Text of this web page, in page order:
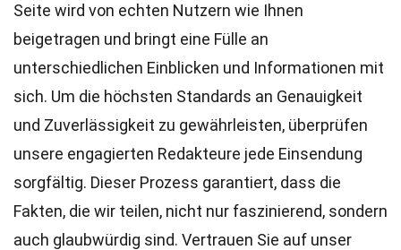
Seite wird von echten Nutzern wie Ihnen
beigetragen und bringt eine Fülle an
unterschiedlichen Einblicken und Informationen mit
sich. Um die höchsten Standards an Genauigkeit
und Zuverlässigkeit zu gewährleisten, überprüfen
unsere engagierten Redakteure jede Einsendung
sorgfältig. Dieser Prozess garantiert, dass die
Fakten, die wir teilen, nicht nur faszinierend, sondern
auch glaubwürdig sind. Vertrauen Sie auf unser